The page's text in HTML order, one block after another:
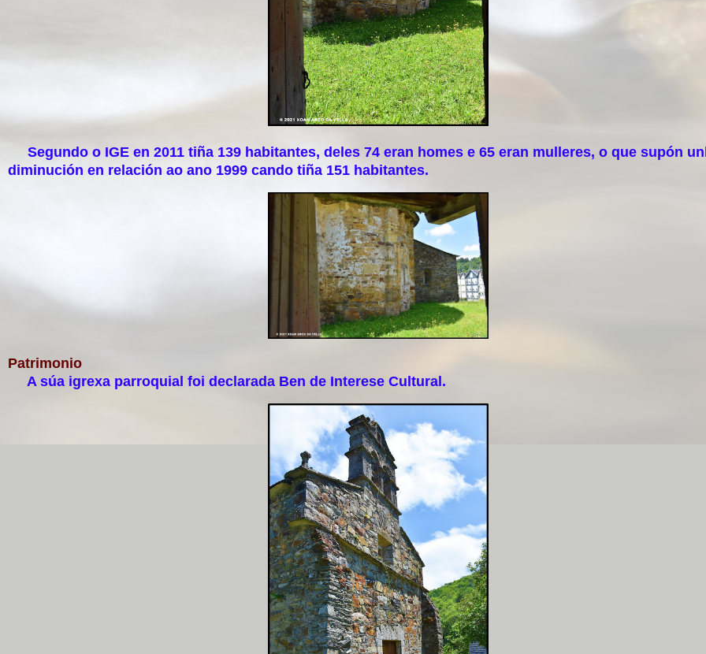
Segundo o IGE en 2011 tiña 139 habitantes, deles 74 eran homes e 65 eran mulleres, o que supón
diminución en relación ao ano 1999 cando tiña 151 habitantes.
Patrimonio
A súa igrexa parroquial foi declarada Ben de Interese Cultural.